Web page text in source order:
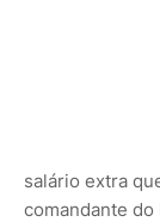
salário extra
comandante do